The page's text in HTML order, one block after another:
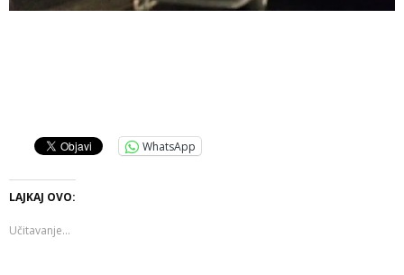
WhatsApp
LAJKAJ OVO:
Učitavanje...